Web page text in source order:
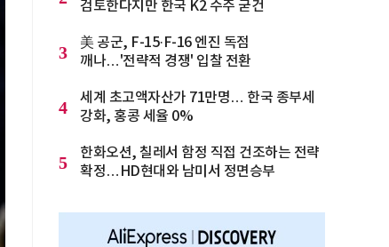
검토한다지만 한국 K2 수주 굳건
3
美 공군, F-15·F-16 엔진 독점
깨나…'전략적 경쟁' 입찰 전환
4
세계 초고액자산가 71만명… 한국 종부세
강화, 홍콩 세율 0%
5
한화오션, 칠레서 함정 직접 건조하는 전략
확정…HD현대와 남미서 정면승부